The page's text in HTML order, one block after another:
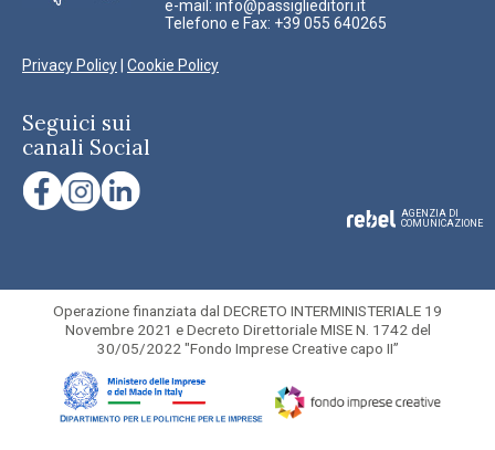
e-mail: info@passiglieditori.it
Telefono e Fax: +39 055 640265
Privacy Policy Cookie Policy
Seguici sui
canali Social
AGENZIA DI
COMUNICAZIONE
Operazione finanziata dal DECRETO INTERMINISTERIALE 19
Novembre 2021 e Decreto Direttoriale MISE N. 1742 del
30/05/2022 "Fondo Imprese Creative capo II”